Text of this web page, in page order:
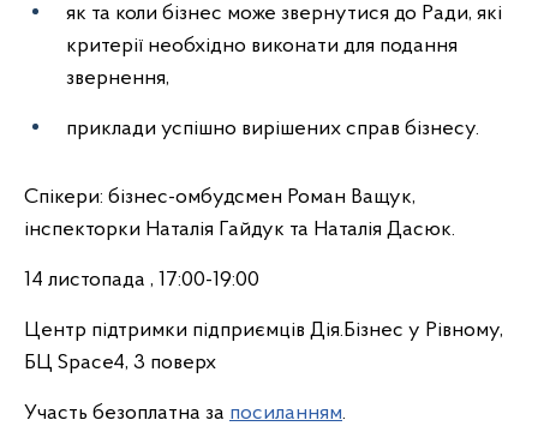
як та коли бізнес може звернутися до Ради, які
критерії необхідно виконати для подання
звернення,
приклади успішно вирішених справ бізнесу.
Спікери: бізнес-омбудсмен Роман Ващук,
інспекторки Наталія Гайдук та Наталія Дасюк.
14 листопада , 17:00-19:00
Центр підтримки підприємців Дія.Бізнес у Рівному,
БЦ Space4, 3 поверх
Участь безоплатна за посиланням.